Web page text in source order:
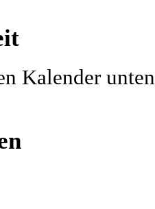
Kalender